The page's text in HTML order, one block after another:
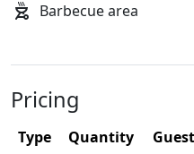
Barbecue area
Pricing
Type Quantity